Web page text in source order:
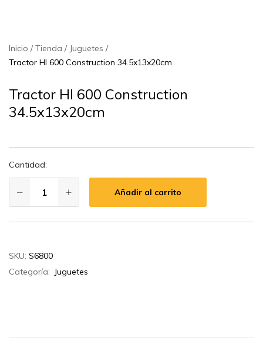
Inicio Tienda
Juguetes
Tractor Hl 600 Construction 34.5x13x20cm
Tractor Hl 600 Construction
34.5x13x20cm
Cantidad:
Añadir al carrito
SKU: S6800
Categoría: Juguetes